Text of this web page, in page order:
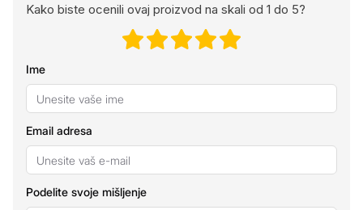
Kako biste ocenili ovaj proizvod na skali od 1 do 5?
Ime
Email adresa
Podelite svoje mišljenje